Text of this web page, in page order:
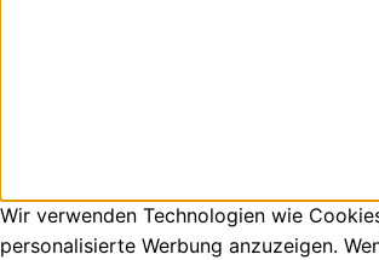
Wir verwenden Technologien wie
personalisierte Werbung anzuzeigen.